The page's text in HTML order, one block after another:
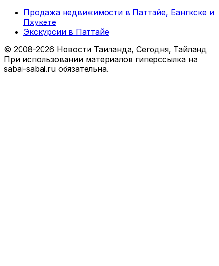
Продажа недвижимости в Паттайе, Бангкоке и
Пхукете
Экскурсии в Паттайе
© 2008-2026 Новости Таиланда, Сегодня, Тайланд
При использовании материалов гиперссылка на
sabai-sabai.ru обязательна.